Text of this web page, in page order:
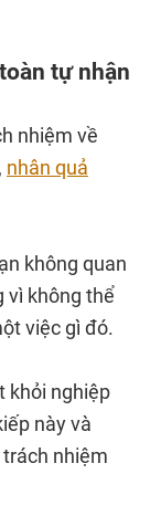
tự nhận
nhiệm về
nhân quả
không quan
vì không thể
việc gì đó.
khỏi nghiệp
này và
nhiệm